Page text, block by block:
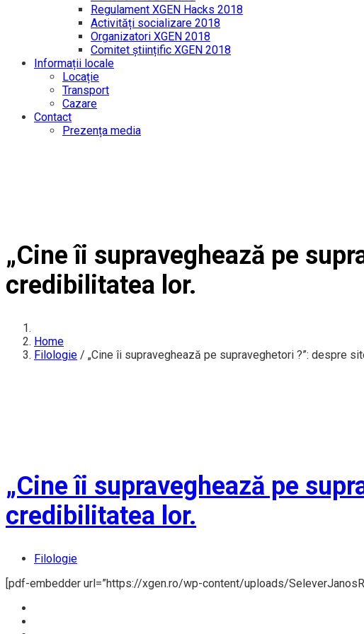
Regulament XGEN Hacks 2018
Activități socializare 2018
Organizatori XGEN 2018
Comitet științific XGEN 2018
Informații locale
Locație
Transport
Cazare
Contact
Prezența media
„Cine îi supraveghează pe
credibilitatea lor.
Home
Filologie / „Cine îi supraveghează pe supraveghetori ?”: despre
„Cine îi supraveghează pe
credibilitatea lor.
Filologie
[pdf-embedder url=”https://xgen.ro/wp-content/uploads/